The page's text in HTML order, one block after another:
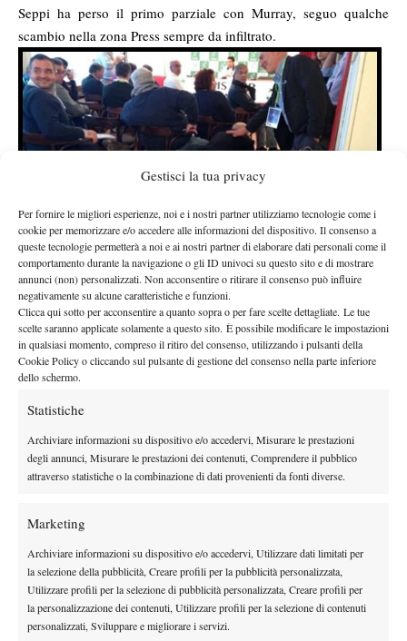
Gestisci la tua privacy
Per fornire le migliori esperienze, noi e i nostri partner utilizziamo tecnologie come i
cookie per memorizzare e/o accedere alle informazioni del dispositivo. Il consenso a
queste tecnologie permetterà a noi e ai nostri partner di elaborare dati personali come il
comportamento durante la navigazione o gli ID univoci su questo sito e di mostrare
annunci (non) personalizzati. Non acconsentire o ritirare il consenso può influire
negativamente su alcune caratteristiche e funzioni.
Clicca qui sotto per acconsentire a quanto sopra o per fare scelte dettagliate. Le tue
scelte saranno applicate solamente a questo sito. È possibile modificare le impostazioni
in qualsiasi momento, compreso il ritiro del consenso, utilizzando i pulsanti della
Cookie Policy o cliccando sul pulsante di gestione del consenso nella parte inferiore
dello schermo.
Statistiche
Archiviare informazioni su dispositivo e/o accedervi, Misurare le prestazioni
degli annunci, Misurare le prestazioni dei contenuti, Comprendere il pubblico
attraverso statistiche o la combinazione di dati provenienti da fonti diverse.
Marketing
Archiviare informazioni su dispositivo e/o accedervi, Utilizzare dati limitati per
la selezione della pubblicità, Creare profili per la pubblicità personalizzata,
Utilizzare profili per la selezione di pubblicità personalizzata, Creare profili per
la personalizzazione dei contenuti, Utilizzare profili per la selezione di contenuti
personalizzati, Sviluppare e migliorare i servizi.
Seppi ha perso il primo parziale con Murray, seguo qualche
scambio nella zona Press sempre da infiltrato.
L’azzurro strappa il
break dopo aver perso il
primo e sembra in
partita. Continuo a
braccare Fabio, gli
restituisco il panino, ma
è di nuovo assediato dai
Alessandro Rocca di
Supertennis, tra gli altri.
libera. Usciamo fuori,
chiacchiere anche con il
manager Cazzaniga e Fabio ci saluta dandoci appuntamento a
mezz’ora perché deve tornare negli spogliatoi. Stavolta me ne
frego, e vado a seguire un po’ di match di Seppi che nel